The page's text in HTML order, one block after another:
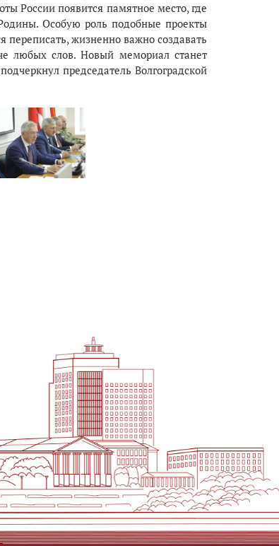
России появится памятное место, где
Особую роль подобные проекты
переписать, жизненно важно создавать
любых слов. Новый мемориал станет
председатель Волгоградской